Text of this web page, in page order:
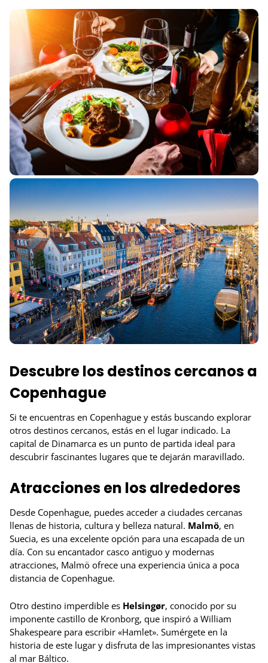
Descubre los destinos cercanos a
Copenhague
Si te encuentras en Copenhague y estás buscando explorar
otros destinos cercanos, estás en el lugar indicado. La
capital de Dinamarca es un punto de partida ideal para
descubrir fascinantes lugares que te dejarán maravillado.
Atracciones en los alrededores
Desde Copenhague, puedes acceder a ciudades cercanas
llenas de historia, cultura y belleza natural. Malmö, en
Suecia, es una excelente opción para una escapada de un
día. Con su encantador casco antiguo y modernas
atracciones, Malmö ofrece una experiencia única a poca
distancia de Copenhague.
Otro destino imperdible es Helsingør, conocido por su
imponente castillo de Kronborg, que inspiró a William
Shakespeare para escribir «Hamlet». Sumérgete en la
historia de este lugar y disfruta de las impresionantes vistas
al mar Báltico.